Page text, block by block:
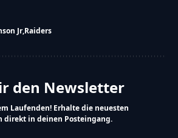
Jr Raiders
den Newsletter
Laufenden! Erhalte die neuesten
direkt in deinen Posteingang.